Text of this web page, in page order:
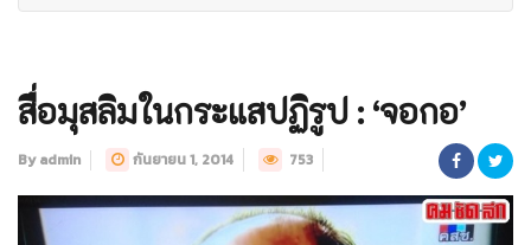
สื่อมุสลิมในกระแสปฏิรูป : ‘จอกอ’
By admin กันยายน 1, 2014 753